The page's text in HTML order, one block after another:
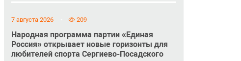
7 августа 2026 209
Народная программа партии «Единая
Россия» открывает новые горизонты для
любителей спорта Сергиево-Посадского